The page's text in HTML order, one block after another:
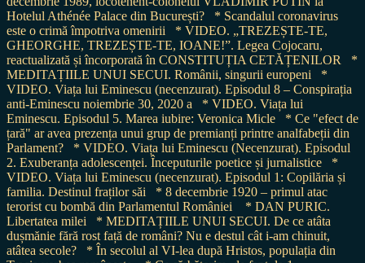
Hotelul Athénée Palace din București?
* Scandalul coronavirus
este o crimă împotriva omenirii
* VIDEO. „TREZEȘTE-TE,
GHEORGHE, TREZEȘTE-TE, IOANE!”. Legea Cojocaru,
reactualizată și încorporată în CONSTITUȚIA CETĂȚENILOR
*
MEDITAȚIILE UNUI SECUI. Românii, singurii europeni
*
VIDEO. Viața lui Eminescu (necenzurat). Episodul 8 – Conspirația
anti-Eminescu noiembrie 30, 2020 a
* VIDEO. Viața lui
Eminescu. Episodul 5. Marea iubire: Veronica Micle
* Ce "efect de
țară" ar avea prezența unui grup de premianți printre analfabeții din
Parlament?
* VIDEO. Viața lui Eminescu (Necenzurat). Episodul
2. Exuberanța adolescenței. Începuturile poetice și jurnalistice
*
VIDEO. Viața lui Eminescu (necenzurat). Episodul 1: Copilăria și
familia. Destinul fraților săi
* 8 decembrie 1920 – primul atac
terorist cu bombă din Parlamentul României
* DAN PURIC.
Libertatea milei
* MEDITAȚIILE UNUI SECUI. De ce atâta
dușmănie fără rost față de români? Nu e destul cât i-am chinuit,
atâtea secole?
* În secolul al VI-lea după Hristos, populația din